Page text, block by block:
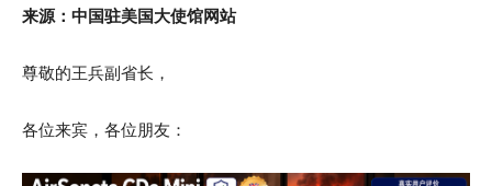
来源：中国驻美国大使馆网站
尊敬的王兵副省长，
各位来宾，各位朋友：